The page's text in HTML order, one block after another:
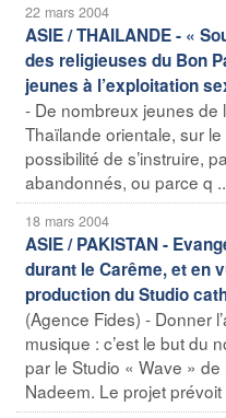
22 mars 2004
ASIE / THAILANDE - «
des religieuses du Bon
jeunes à l’exploitation
- De nombreux jeunes de
Thaïlande orientale, sur le
possibilité de s’instruire,
abandonnés, ou parce q
18 mars 2004
ASIE / PAKISTAN -
durant le Carême, et en
production du Studio
(Agence Fides) - Donner
musique : c’est le but du
par le Studio « Wave »
Nadeem. Le projet prévoit